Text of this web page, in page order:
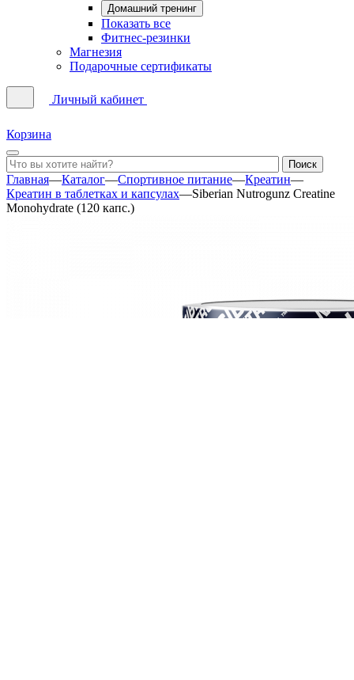
Домашний тренинг
Показать все
Фитнес-резинки
Магнезия
Подарочные сертификаты
Личный кабинет
Корзина
Главная—Каталог—Спортивное питание—Креатин—
Креатин в таблетках и капсулах—Siberian Nutrogunz Creatine
Monohydrate (120 капс.)